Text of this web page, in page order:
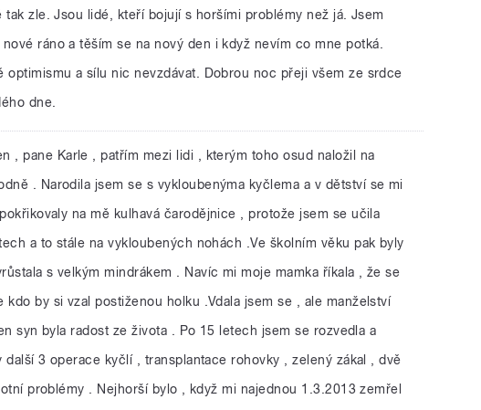
tak zle. Jsou lidé, kteří bojují s horšími problémy než já. Jsem
ráno a těším se na nový den i když nevím co mne potká.
optimismu a sílu nic nevzdávat. Dobrou noc přeji všem ze srdce
dne.
, pane Karle , patřím mezi lidi , kterým toho osud naložil na
. Narodila jsem se s vykloubenýma kyčlema a v dětství se mi
na mě kulhavá čarodějnice , protože jsem se učila
a to stále na vykloubených nohách .Ve školním věku pak byly
s velkým mindrákem . Navíc mi moje mamka říkala , že se
kdo by si vzal postiženou holku .Vdala jsem se , ale manželství
syn byla radost ze života . Po 15 letech jsem se rozvedla a
další 3 operace kyčlí , transplantace rohovky , zelený zákal , dvě
problémy . Nejhorší bylo , když mi najednou 1.3.2013 zemřel